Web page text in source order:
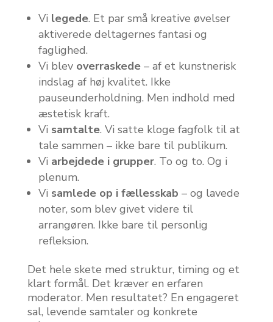
Vi legede. Et par små kreative øvelser
aktiverede deltagernes fantasi og
faglighed.
Vi blev overraskede– af et kunstnerisk
indslag af høj kvalitet. Ikke
pauseunderholdning. Men indhold med
æstetisk kraft.
Vi samtalte. Vi satte kloge fagfolk til at
tale sammen – ikke bare til publikum.
Vi arbejdede i grupper. To og to. Og i
plenum.
Vi samlede op i fællesskab – og lavede
noter, som blev givet videre til
arrangøren. Ikke bare til personlig
refleksion.
Det hele skete med struktur, timing og et
klart formål. Det kræver en erfaren
moderator. Men resultatet? En engageret
sal, levende samtaler og konkrete